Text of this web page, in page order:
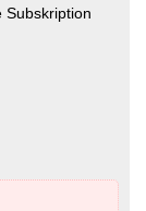
Subskription